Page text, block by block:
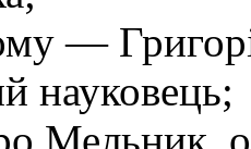
—
науковець;
Мельник,